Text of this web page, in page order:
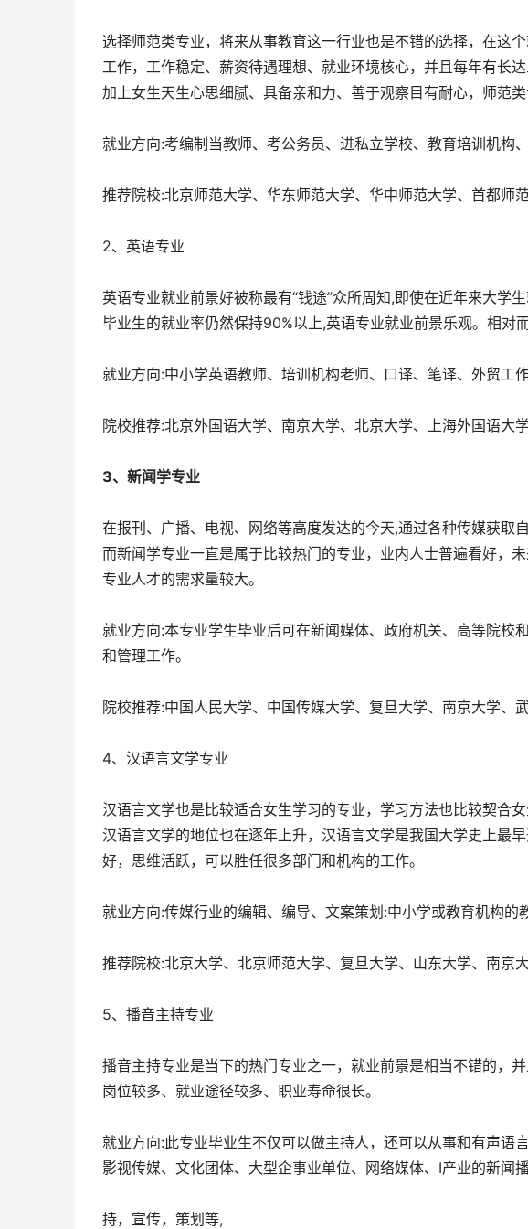
选择师范类专业，将来从事教育这一行业也是不错的选择，在这
工作，工作稳定、薪资待遇理想、就业环境核心，并且每年有长
加上女生天生心思细腻、具备亲和力、善于观察目有耐心，师范
就业方向:考编制当教师、考公务员、进私立学校、教育培训机构
推荐院校:北京师范大学、华东师范大学、华中师范大学、首都师
2、英语专业
英语专业就业前景好被称最有“钱途”众所周知,即使在近年来大学
毕业生的就业率仍然保持90%以上,英语专业就业前景乐观。相对
就业方向:中小学英语教师、培训机构老师、口译、笔译、外贸工作
院校推荐:北京外国语大学、南京大学、北京大学、上海外国语大学
3、新闻学专业
在报刊、广播、电视、网络等高度发达的今天,通过各种传媒获取
而新闻学专业一直是属于比较热门的专业，业内人士普遍看好，
专业人才的需求量较大。
就业方向:本专业学生毕业后可在新闻媒体、政府机关、高等院校
和管理工作。
院校推荐:中国人民大学、中国传媒大学、复旦大学、南京大学、
4、汉语言文学专业
汉语言文学也是比较适合女生学习的专业，学习方法也比较契合
汉语言文学的地位也在逐年上升，汉语言文学是我国大学史上最
好，思维活跃，可以胜任很多部门和机构的工作。
就业方向:传媒行业的编辑、编导、文案策划:中小学或教育机构的
推荐院校:北京大学、北京师范大学、复旦大学、山东大学、南京
5、播音主持专业
播音主持专业是当下的热门专业之一，就业前景是相当不错的，
岗位较多、就业途径较多、职业寿命很长。
就业方向:此专业毕业生不仅可以做主持人，还可以从事和有声语
影视传媒、文化团体、大型企事业单位、网络媒体、I产业的新闻
持，宣传，策划等,